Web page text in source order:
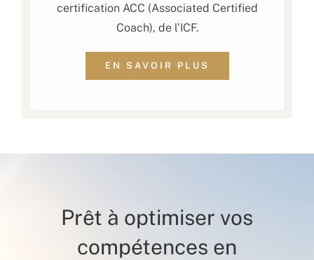
certification ACC (Associated Certified
Coach), de l’ICF.
EN SAVOIR PLUS
Prêt à optimiser vos
compétences en